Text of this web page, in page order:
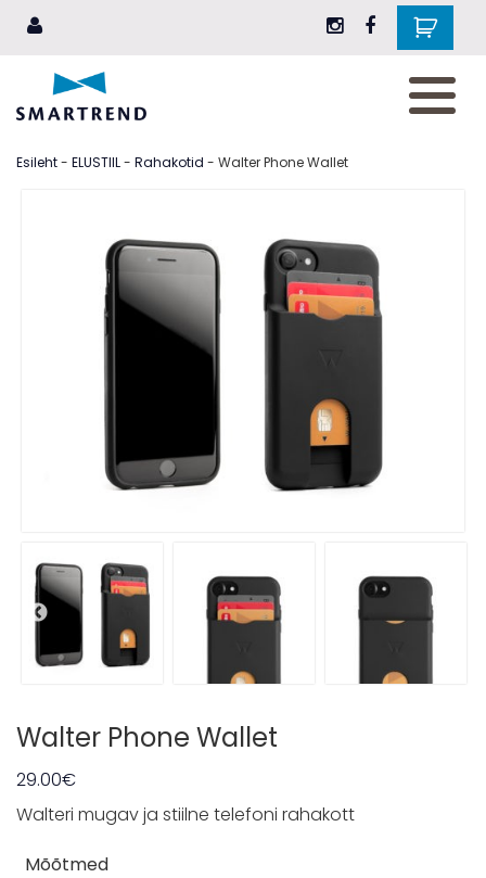
AKSESSUAARID
Müügitingimused
Privaatsuspõhimõtted
Kontakt
Esileht- ELUSTIIL- Rahakotid - Walter Phone Wallet
Walter Phone Wallet
29.00€
Walteri mugav ja stiilne telefoni rahakott
Mõõtmed